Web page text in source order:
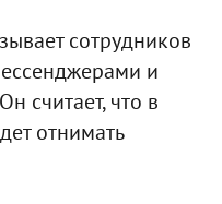
сотрудников
и
считает, что в
отнимать